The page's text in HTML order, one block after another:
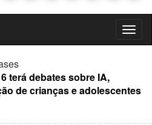
terá debates sobre IA,
de crianças e adolescentes